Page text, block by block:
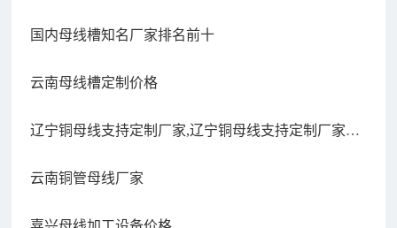
国内母线槽知名厂家排名前十
云南母线槽定制价格
辽宁铜母线支持定制厂家,辽宁铜母线支持定制厂家电
云南铜管母线厂家